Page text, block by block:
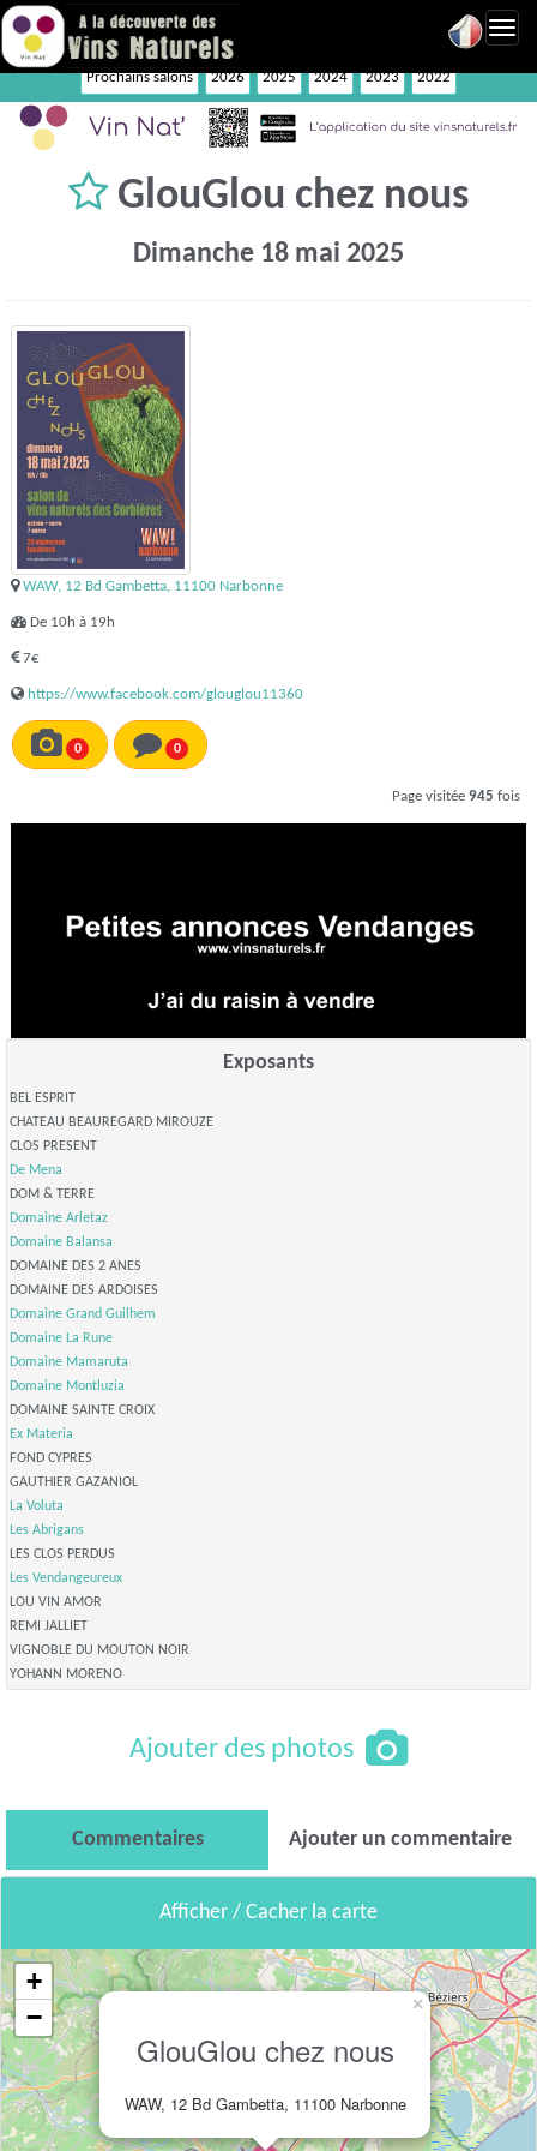
Prochains salons 2026 2025 2024 2023 2022
GlouGlou chez nous
Dimanche 18 mai 2025
WAW, 12 Bd Gambetta, 11100 Narbonne
De 10h à 19h
7€
https://www.facebook.com/glouglou11360
0 0
Page visitée 945 fois
Exposants
BEL ESPRIT
CHATEAU BEAUREGARD MIROUZE
CLOS PRESENT
De Mena
DOM & TERRE
Domaine Arletaz
Domaine Balansa
DOMAINE DES 2 ANES
DOMAINE DES ARDOISES
Domaine Grand Guilhem
Domaine La Rune
Domaine Mamaruta
Domaine Montluzia
DOMAINE SAINTE CROIX
Ex Materia
FOND CYPRES
GAUTHIER GAZANIOL
La Voluta
Les Abrigans
LES CLOS PERDUS
Les Vendangeureux
LOU VIN AMOR
REMI JALLIET
VIGNOBLE DU MOUTON NOIR
YOHANN MORENO
Ajouter des photos
Commentaires Ajouter un commentaire
Afficher / Cacher la carte
GlouGlou chez nous
WAW, 12 Bd Gambetta, 11100 Narbonne
×
+
−